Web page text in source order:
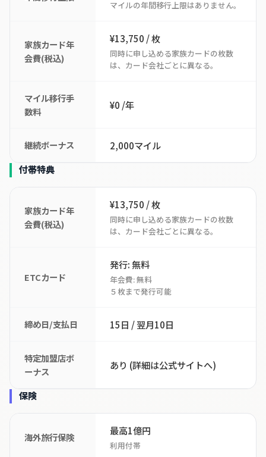
マイルの年間移行上限はありません。
家族カード年
会費(税込)
¥13,750 / 枚
同時に申し込める家族カードの枚数
は、カード会社ごとに異なる。
マイル移行手
数料
¥0 /年
継続ボーナス 2,000マイル
付帯特典
家族カード年
会費(税込)
¥13,750 / 枚
同時に申し込める家族カードの枚数
は、カード会社ごとに異なる。
ETCカード
発行: 無料
年会費: 無料
５枚まで発行可能
締め日/支払日 15日 / 翌月10日
特定加盟店ボ
ーナス
あり (詳細は公式サイトへ)
保険
海外旅行保険
最高1億円
利用付帯